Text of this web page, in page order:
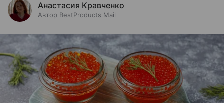
Анастасия Кравченко
Автор BestProducts Mail